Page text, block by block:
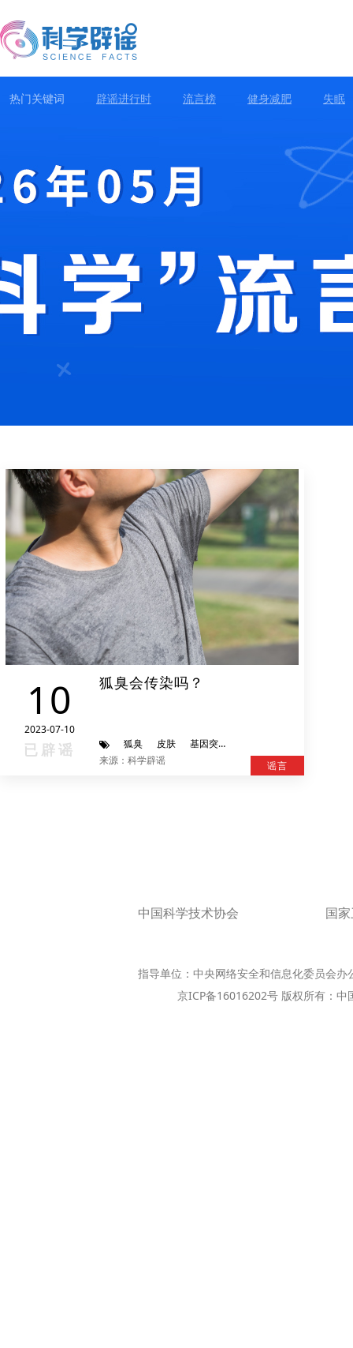
热门关键词 辟谣进行时 流言榜 健身减肥 失眠
10
2023-07-10
已辟谣
狐臭会传染吗？
狐臭 皮肤 基因突变
来源：科学辟谣
谣言
中国科学技术协会 国
指导单位：中央网络安全和信息化委员会
京ICP备16016202号 版权所有：